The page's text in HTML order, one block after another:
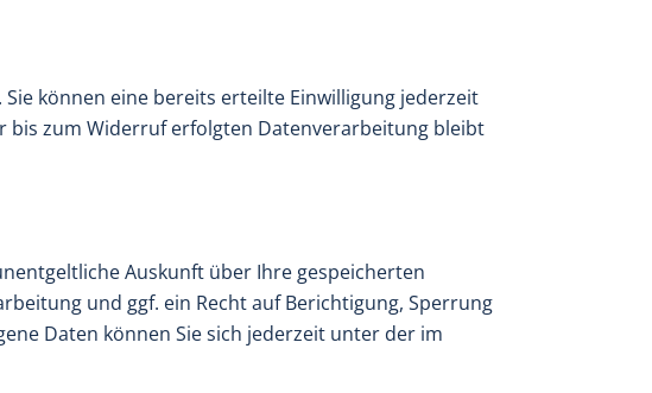
können eine bereits erteilte Einwilligung jederzeit
bis zum Widerruf erfolgten Datenverarbeitung bleibt
Auskunft über Ihre gespeicherten
und ggf. ein Recht auf Berichtigung, Sperrung
Daten können Sie sich jederzeit unter der im